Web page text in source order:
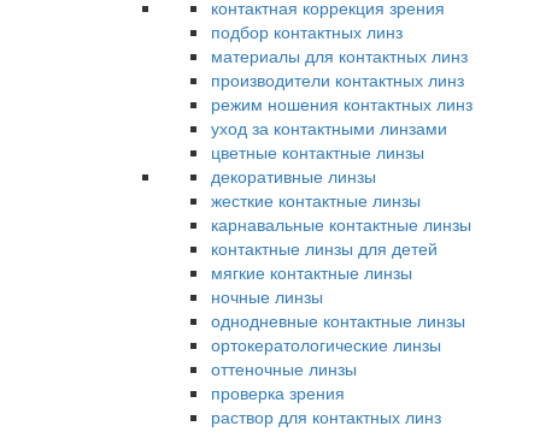
контактная коррекция зрения
подбор контактных линз
материалы для контактных линз
производители контактных линз
режим ношения контактных линз
уход за контактными линзами
цветные контактные линзы
декоративные линзы
жесткие контактные линзы
карнавальные контактные линзы
контактные линзы для детей
мягкие контактные линзы
ночные линзы
однодневные контактные линзы
ортокератологические линзы
оттеночные линзы
проверка зрения
раствор для контактных линз